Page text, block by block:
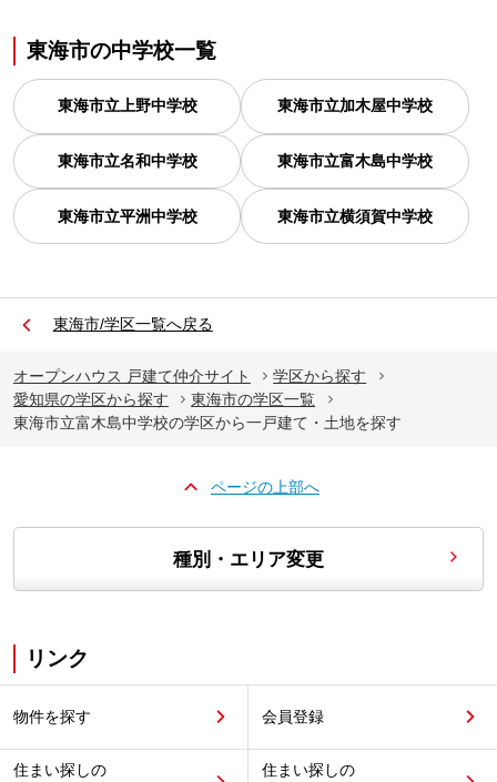
東海市の中学校一覧
東海市立上野中学校 東海市立加木屋中学校
東海市立名和中学校 東海市立富木島中学校
東海市立平洲中学校 東海市立横須賀中学校
東海市/学区一覧へ戻る
オープンハウス 戸建て仲介サイト
学区から探す
愛知県の学区から探す
東海市の学区一覧
東海市立富木島中学校の学区から一戸建て・土地を探す
ページの上部へ
種別・エリア変更
リンク
物件を探す 会員登録
住まい探しの
住まい探しの